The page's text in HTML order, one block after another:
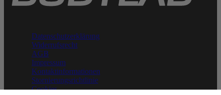
Datenschutzerklärung
Widerrufsrecht
AGB
Impressum
Kontaktinformationen
Stornierungsrichtlinie
Cookies